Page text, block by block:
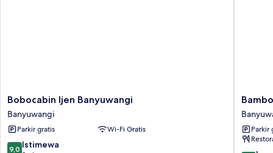
Bobocabin
Ijen
Banyuwangi
Banyuwangi
Bobocabin Ijen Banyuwangi
Banyuwangi
Parkir gratis Wi-Fi Gratis
9.0
9,0 Istimewa
Bamboo
&
B
-
Hostel
Parkir